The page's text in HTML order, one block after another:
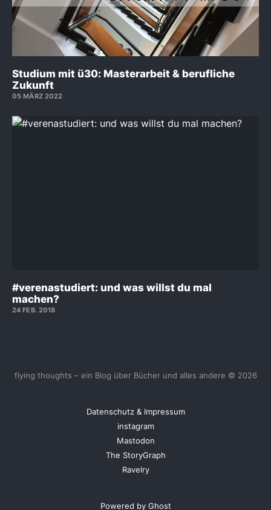
Studium mit ü30: Masterarbeit & berufliche
Zukunft
05 MÄRZ 2022
#verenastudiert: und was willst du mal
machen?
24 FEB. 2018
flying thoughts – ein Blog über Bücher und alles andere © 2026
Datenschutz & Impressum
instagram
Mastodon
The StoryGraph
Ravelry
Powered by Ghost